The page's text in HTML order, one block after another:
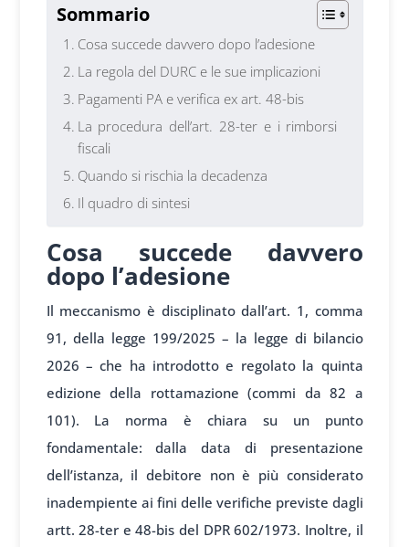
Sommario
Cosa succede davvero dopo l’adesione
La regola del DURC e le sue implicazioni
Pagamenti PA e verifica ex art. 48-bis
La procedura dell’art. 28-ter e i rimborsi
fiscali
Quando si rischia la decadenza
Il quadro di sintesi
Cosa succede davvero
dopo l’adesione
Il meccanismo è disciplinato dall’art. 1, comma
91, della legge 199/2025 – la legge di bilancio
2026 – che ha introdotto e regolato la quinta
edizione della rottamazione (commi da 82 a
101). La norma è chiara su un punto
fondamentale: dalla data di presentazione
dell’istanza, il debitore non è più considerato
inadempiente ai fini delle verifiche previste dagli
artt. 28-ter e 48-bis del DPR 602/1973. Inoltre, il